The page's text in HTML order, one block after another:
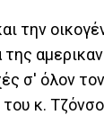
την
σ' όλον
κ.